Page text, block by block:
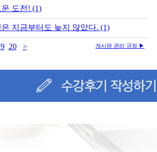
도전! (1)
은 지금부터도 늦지 않았다. (1)
20 > 게시판 관리 규정 ▶